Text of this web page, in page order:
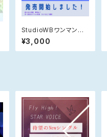
StudioWBワンマンラ
イブDVD
¥3,000